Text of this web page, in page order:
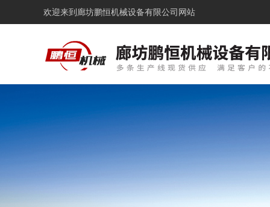
欢迎来到 廊坊鹏恒机械设备有限公司网站